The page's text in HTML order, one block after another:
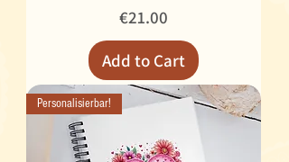
Price
€21.00
Add to Cart
Personalisierbar!